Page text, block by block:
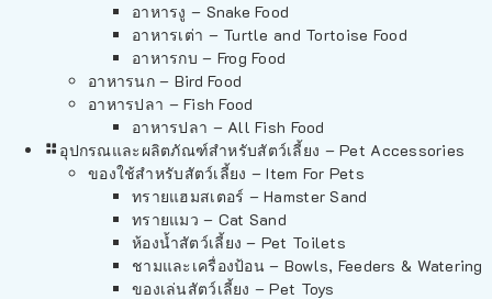
อาหารงู – Snake Food
อาหารเต่า – Turtle and Tortoise Food
อาหารกบ – Frog Food
อาหารนก – Bird Food
อาหารปลา – Fish Food
อาหารปลา – All Fish Food
อุปกรณและผลิตภัณฑ์สำหรับสัตว์เลี้ยง – Pet Accessories
ของใช้สำหรับสัตว์เลี้ยง – Item For Pets
ทรายแฮมสเตอร์ – Hamster Sand
ทรายแมว – Cat Sand
ห้องน้ำสัตว์เลี้ยง – Pet Toilets
ชามและเครื่องป้อน – Bowls, Feeders & Watering
ของเล่นสัตว์เลี้ยง – Pet Toys